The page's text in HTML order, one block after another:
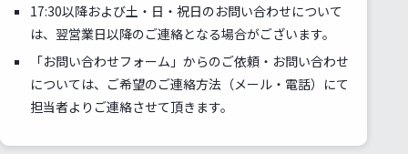
17:30以降および土・日・祝日のお問い合わせについて
は、翌営業日以降のご連絡となる場合がございます。
「お問い合わせフォーム」からのご依頼・お問い合わせ
については、ご希望のご連絡方法（メール・電話）にて
担当者よりご連絡させて頂きます。